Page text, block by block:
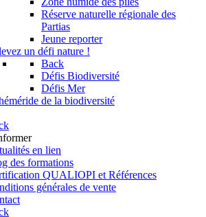
Réserve naturelle régionale des
Partias
Jeune reporter
un défi nature !
Back
Défis Biodiversité
Défis Mer
de la biodiversité
en lien
des formations
QUALIOPI et Références
générales de vente